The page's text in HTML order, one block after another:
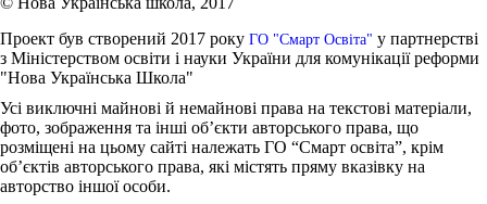
Проект був створений 2017 року ГО "Смарт Освіта" у партнерстві
з Міністерством освіти і науки України для комунікації реформи
"Нова Українська Школа"
Усі виключні майнові й немайнові права на текстові матеріали,
фото, зображення та інші об’єкти авторського права, що
розміщені на цьому сайті належать ГО “Смарт освіта”, крім
об’єктів авторського права, які містять пряму вказівку на
авторство іншої особи.